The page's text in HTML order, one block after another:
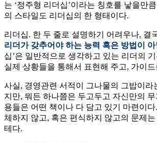
는 ‘정주형 리더십’이라는 칭호를 낳을만
의 스타일도 리더십의 한 형태이다.
리더십. 한 두 줄로 설명하기 어려우나, 결
리더가 갖추어야 하는 능력 혹은 방법이
십’은 일반적으로 생각하고 있는 리더의
실제 상황들을 통해서 표현해 주고, 가이
사실, 경영관련 서적이 그나물의 그밥이라
지만, 뭐든 하나쯤은 두고두고 자신만의
용들은 어떤 책이나 다 담고 있기 마련이
체하지 않고, 혹은 편식하지 않고의 문제
테다.